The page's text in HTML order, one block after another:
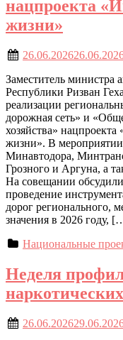
нацпроекта
жизни»
26.06.2026
Заместитель министра
Республики Ризван
реализации
дорожная сеть» и
хозяйства»
жизни». В мероприятии
Минавтодора,
Грозного и Аргуна, а
На совещании обсудили
проведение
дорог регионального,
значения в 2026 году,
Национальные
Неделя
26.06.2026